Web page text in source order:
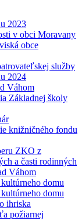
2023
v obci Moravany
obce
služby
2024
Váhom
Základnej školy
knižničného fondu
ZKO z
a časti rodinných
Váhom
domu
domu
ihriska
požiarnej